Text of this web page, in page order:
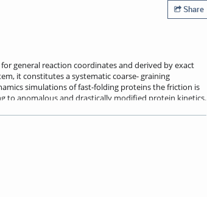
Share
general reaction coordinates and derived by exact
it constitutes a systematic coarse- graining
simulations of fast-folding proteins the friction is
to anomalous and drastically modified protein kinetics.
the Arrhenius law, but rather by the non-Markovian
slow and periodic trends from the data by